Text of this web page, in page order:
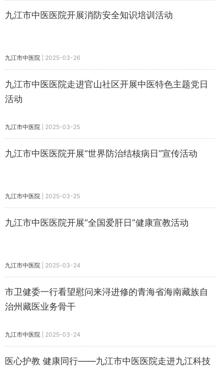
九江市中医医院开展消防安全知识培训活动
九江市中医院 2025-03-26
九江市中医医院走进官山社区开展中医特色主题党日
活动
九江市中医院 2025-03-25
九江市中医医院开展“世界防治结核病日”宣传活动
九江市中医院 2025-03-25
九江市中医医院开展“全国爱肝日”健康宣教活动
九江市中医院 2025-03-24
市卫健委一行看望慰问来浔进修的青海省海南藏族自
治州藏医业务骨干
九江市中医院 2025-03-24
医心护教 健康同行——九江市中医医院走进九江科技